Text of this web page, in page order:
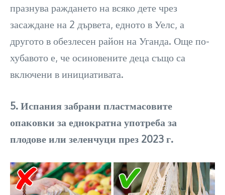
празнува раждането на всяко дете чрез
засаждане на 2 дървета, едното в Уелс, а
другото в обезлесен район на Уганда. Още по-
хубавото е, че осиновените деца също са
включени в инициативата.
5. Испания забрани пластмасовите
опаковки за еднократна употреба за
плодове или зеленчуци през 2023 г.